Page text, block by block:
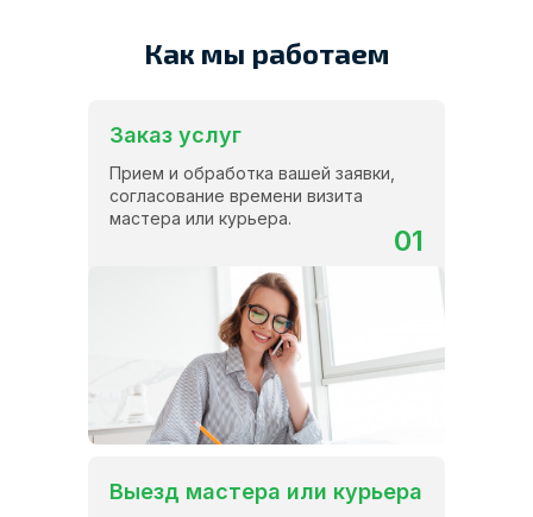
Как мы работаем
Выезд мастера или курьера
Прием и обработка вашей заявки,
согласование времени визита
мастера или курьера.
Заказ услуг
01